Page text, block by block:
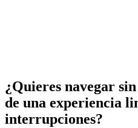
¿Quieres navegar
de una experiencia
interrupciones?